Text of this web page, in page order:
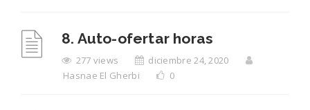
8. Auto-ofertar horas
277 views
diciembre 24, 2020
Hasnae El Gherbi
0